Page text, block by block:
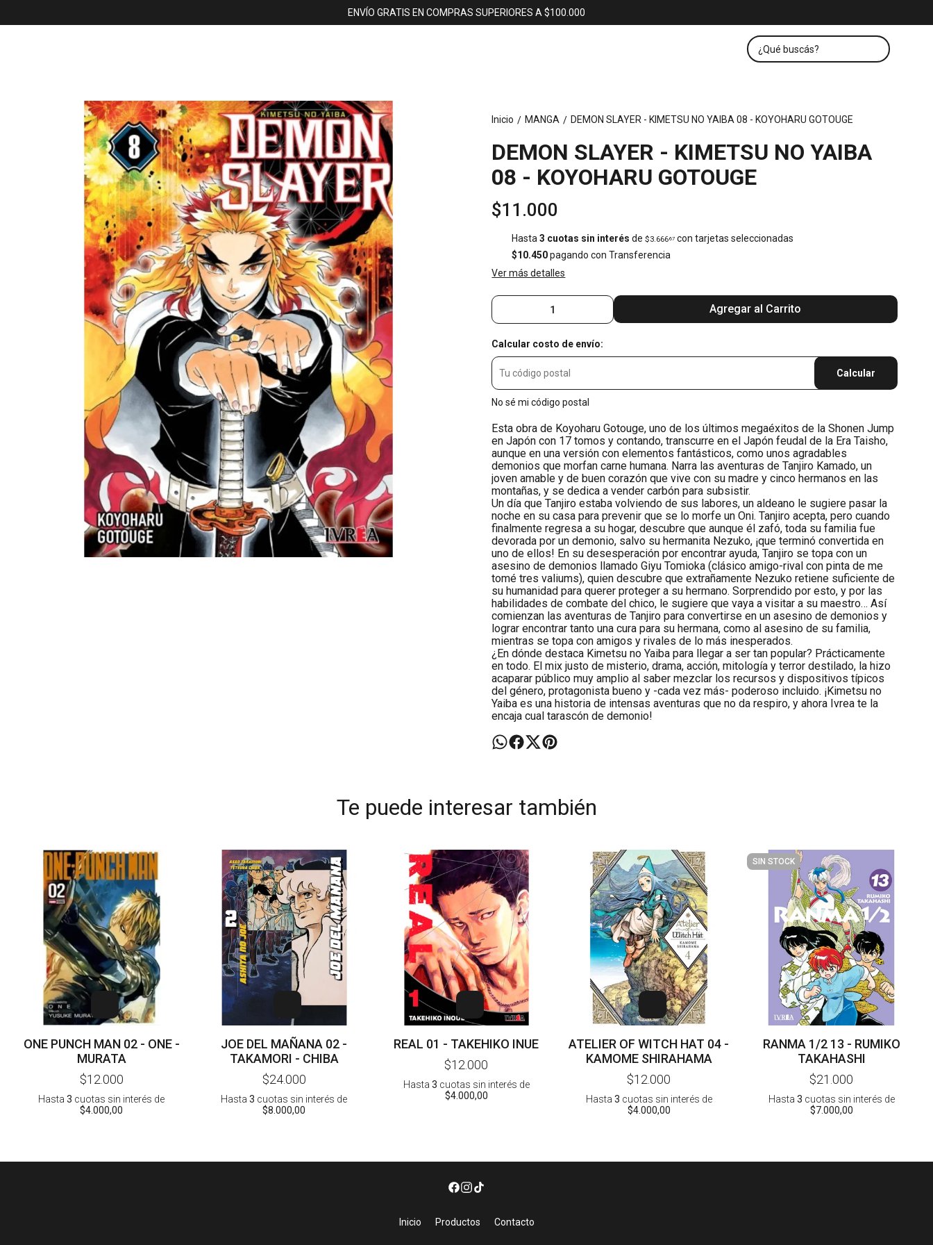
ENVÍO GRATIS EN COMPRAS SUPERIORES A $100.000
Inicio / MANGA / DEMON SLAYER - KIMETSU NO YAIBA 08 - KOYOHARU GOTOUGE
DEMON SLAYER - KIMETSU NO YAIBA
08 - KOYOHARU GOTOUGE
$11.000
Hasta3 cuotas sin interés de$3.66667 con tarjetas seleccionadas
$10.450pagando con Transferencia
Ver más detalles
Agregar al Carrito
Calcular costo de envío:
Calcular
No sé mi código postal
Esta obra de Koyoharu Gotouge, uno de los últimos megaéxitos de la Shonen Jump
en Japón con 17 tomos y contando, transcurre en el Japón feudal de la Era Taisho,
aunque en una versión con elementos fantásticos, como unos agradables
demonios que morfan carne humana. Narra las aventuras de Tanjiro Kamado, un
joven amable y de buen corazón que vive con su madre y cinco hermanos en las
montañas, y se dedica a vender carbón para subsistir.
Un día que Tanjiro estaba volviendo de sus labores, un aldeano le sugiere pasar la
noche en su casa para prevenir que se lo morfe un Oni. Tanjiro acepta, pero cuando
finalmente regresa a su hogar, descubre que aunque él zafó, toda su familia fue
devorada por un demonio, salvo su hermanita Nezuko, ¡que terminó convertida en
uno de ellos! En su desesperación por encontrar ayuda, Tanjiro se topa con un
asesino de demonios llamado Giyu Tomioka (clásico amigo-rival con pinta de me
tomé tres valiums), quien descubre que extrañamente Nezuko retiene suficiente de
su humanidad para querer proteger a su hermano. Sorprendido por esto, y por las
habilidades de combate del chico, le sugiere que vaya a visitar a su maestro… Así
comienzan las aventuras de Tanjiro para convertirse en un asesino de demonios y
lograr encontrar tanto una cura para su hermana, como al asesino de su familia,
mientras se topa con amigos y rivales de lo más inesperados.
¿En dónde destaca Kimetsu no Yaiba para llegar a ser tan popular? Prácticamente
en todo. El mix justo de misterio, drama, acción, mitología y terror destilado, la hizo
acaparar público muy amplio al saber mezclar los recursos y dispositivos típicos
del género, protagonista bueno y -cada vez más- poderoso incluido. ¡Kimetsu no
Yaiba es una historia de intensas aventuras que no da respiro, y ahora Ivrea te la
encaja cual tarascón de demonio!
Te puede interesar también
ONE PUNCH MAN 02 - ONE -
MURATA
$12.000
Hasta3 cuotas sin interés de
$4.000,00
JOE DEL MAÑANA 02 -
TAKAMORI - CHIBA
$24.000
Hasta3 cuotas sin interés de
$8.000,00
REAL 01 - TAKEHIKO INUE
$12.000
Hasta 3 cuotas sin interés de
$4.000,00
ATELIER OF WITCH HAT 04 -
KAMOME SHIRAHAMA
$12.000
Hasta 3 cuotas sin interés de
$4.000,00
SIN STOCK
RANMA 1/2 13 - RUMIKO
TAKAHASHI
$21.000
Hasta 3 cuotas sin interés de
$7.000,00
Inicio Productos Contacto